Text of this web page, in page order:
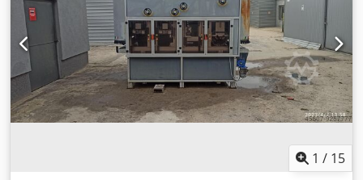
diameter [mm]: 30 - Horizontaal zagen: Ja - Verticaal zagen:
Ja - Voltage [V]: 400 - Stroomverbruik [A]: 6.6 - Afzekering
[A]: 16 - Vermogen [kW]: 3.0 - Transportafmetingen:
4200mm x 1200mm x 2450mm (l x b x h) -
Transportgewicht [kg]: 600kg - Transportcolli [st.]: 0
Financiële informatie BTW: De getoonde prijs is exclusief
BTW BTW/marge: BTW verrekenbaar voor ondernemers
1 / 15